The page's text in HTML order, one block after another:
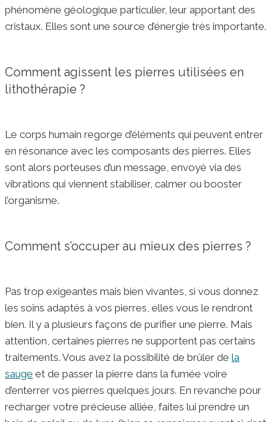
phénomène géologique particulier, leur apportant des
cristaux. Elles sont une source d’énergie très importante.
Comment agissent les pierres utilisées en
lithothérapie ?
Le corps humain regorge d’éléments qui peuvent entrer
en résonance avec les composants des pierres. Elles
sont alors porteuses d’un message, envoyé via des
vibrations qui viennent stabiliser, calmer ou booster
l’organisme.
Comment s’occuper au mieux des pierres ?
Pas trop exigeantes mais bien vivantes, si vous donnez
les soins adaptés à vos pierres, elles vous le rendront
bien. Il y a plusieurs façons de purifier une pierre. Mais
attention, certaines pierres ne supportent pas certains
traitements. Vous avez la possibilité de brûler de la
sauge et de passer la pierre dans la fumée voire
d’enterrer vos pierres quelques jours. En revanche pour
recharger votre précieuse alliée, faites lui prendre un